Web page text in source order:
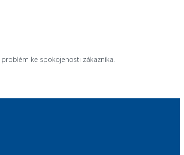
problém ke spokojenosti zákazníka.